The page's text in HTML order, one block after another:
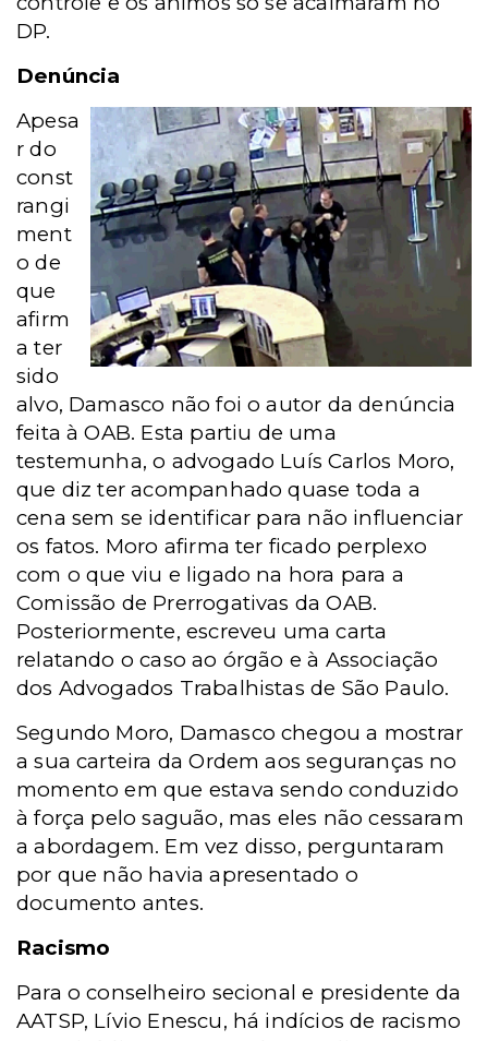
DP.
Denúncia
Apesa
r do
const
rangi
ment
o de
que
afirm
a ter
sido
alvo, Damasco não foi o autor da denúncia
feita à OAB. Esta partiu de uma
testemunha, o advogado Luís Carlos Moro,
que diz ter acompanhado quase toda a
cena sem se identificar para não influenciar
os fatos. Moro afirma ter ficado perplexo
com o que viu e ligado na hora para a
Comissão de Prerrogativas da OAB.
Posteriormente, escreveu uma carta
relatando o caso ao órgão e à Associação
dos Advogados Trabalhistas de São Paulo.
Segundo Moro, Damasco chegou a mostrar
a sua carteira da Ordem aos seguranças no
momento em que estava sendo conduzido
à força pelo saguão, mas eles não cessaram
a abordagem. Em vez disso, perguntaram
por que não havia apresentado o
documento antes.
Racismo
Para o conselheiro secional e presidente da
AATSP, Lívio Enescu, há indícios de racismo